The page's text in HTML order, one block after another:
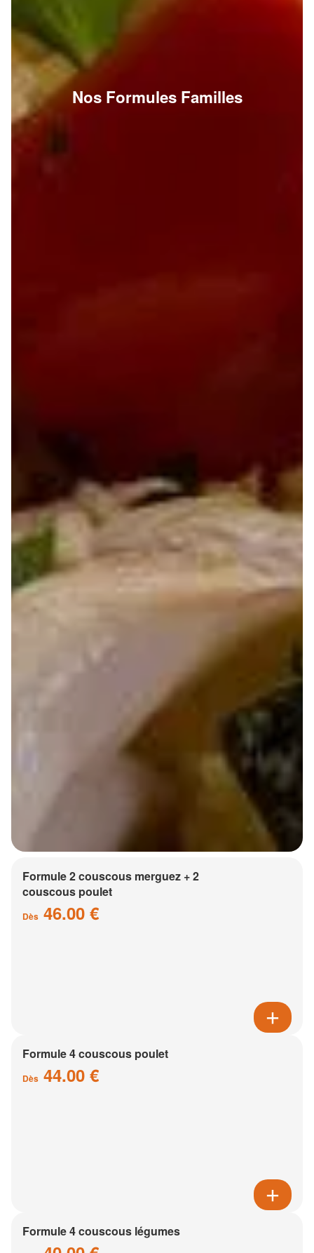
Nos Formules Familles
Formule 2 couscous merguez + 2
couscous poulet
Dès 46.00 €
Formule 4 couscous poulet
Dès 44.00 €
Formule 4 couscous légumes